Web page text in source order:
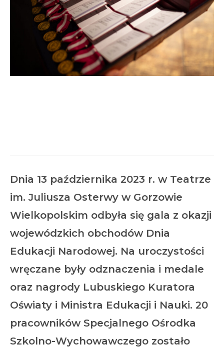
Dnia 13 października 2023 r. w Teatrze
im. Juliusza Osterwy w Gorzowie
Wielkopolskim odbyła się gala z okazji
wojewódzkich obchodów Dnia
Edukacji Narodowej. Na uroczystości
wręczane były odznaczenia i medale
oraz nagrody Lubuskiego Kuratora
Oświaty i Ministra Edukacji i Nauki. 20
pracowników Specjalnego Ośrodka
Szkolno-Wychowawczego zostało